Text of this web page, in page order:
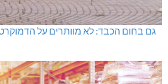
גם בחום הכבד: לא מוותרים על